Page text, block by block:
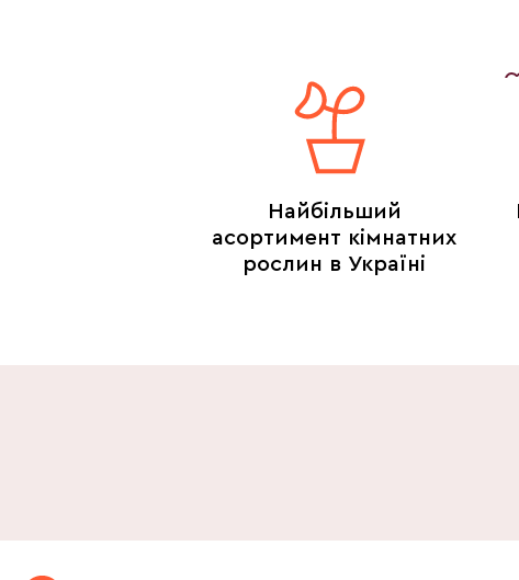
Найбільший
асортимент кімнатних
рослин в Україні